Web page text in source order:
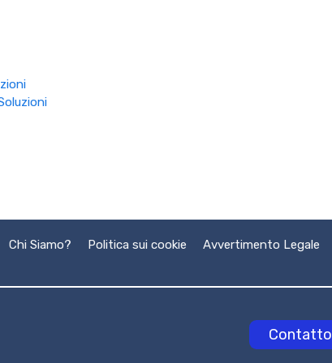
Chi Siamo? Politica sui cookie Avvertimento Legale
Contatto